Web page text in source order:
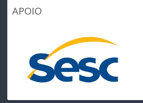
APOIO